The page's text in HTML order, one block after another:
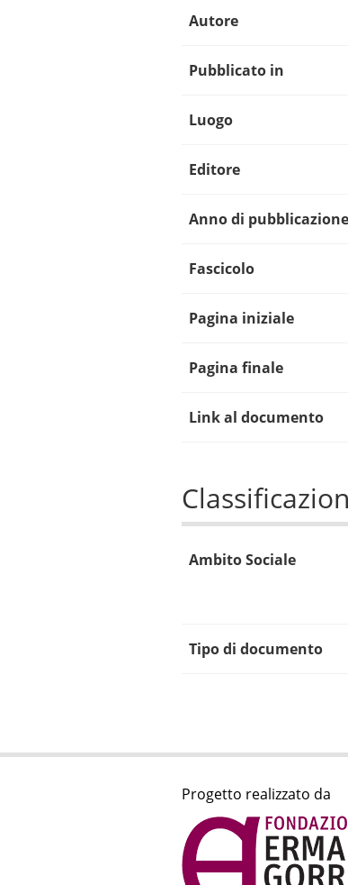
Autore
Pubblicato in
Luogo
Editore
Anno di pubblicazione
Fascicolo
Pagina iniziale
Pagina finale
Link al documento
Ambito Sociale
Tipo di documento
Progetto realizzato da